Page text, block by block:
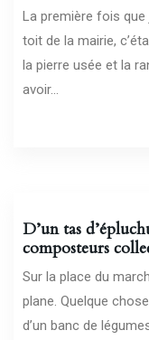
La première fois que
toit de la mairie,
la pierre usée et la
avoir...
D’un tas
composteurs
Sur la place du
plane. Quelque
d’un banc de